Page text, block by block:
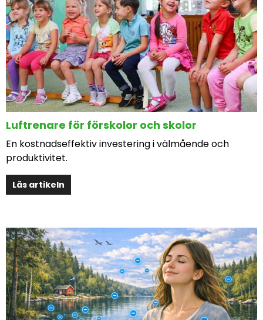
Luftrenare för förskolor och skolor
En kostnadseffektiv investering i välmående och
produktivitet.
Läs artikeln